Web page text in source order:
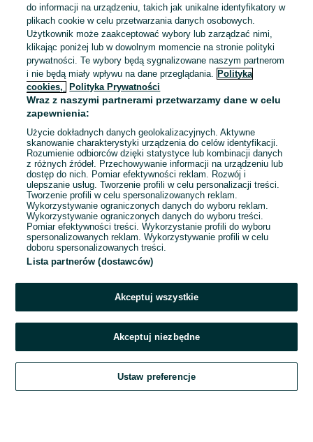
Skrzynia Biegów VW Golf IV
1.6 FYK
500 zł
Libiąż
Odświeżono dnia 04 sierpnia 2026
1 2 3 ... 8
Zadzwoń / SMS
Szukaj Obserwujesz Dodaj Czat Konto
do informacji na urządzeniu, takich jak unikalne identyfikatory w
plikach cookie w celu przetwarzania danych osobowych.
Użytkownik może zaakceptować wybory lub zarządzać nimi,
klikając poniżej lub w dowolnym momencie na stronie polityki
prywatności. Te wybory będą sygnalizowane naszym partnerom
i nie będą miały wpływu na dane przeglądania. Polityka
cookies,
Polityka Prywatności
Wraz z naszymi partnerami przetwarzamy dane w celu
zapewnienia:
Użycie dokładnych danych geolokalizacyjnych. Aktywne
skanowanie charakterystyki urządzenia do celów identyfikacji.
Rozumienie odbiorców dzięki statystyce lub kombinacji danych
z różnych źródeł. Przechowywanie informacji na urządzeniu lub
dostęp do nich. Pomiar efektywności reklam. Rozwój i
ulepszanie usług. Tworzenie profili w celu personalizacji treści.
Tworzenie profili w celu spersonalizowanych reklam.
Wykorzystywanie ograniczonych danych do wyboru reklam.
Wykorzystywanie ograniczonych danych do wyboru treści.
Pomiar efektywności treści. Wykorzystanie profili do wyboru
spersonalizowanych reklam. Wykorzystywanie profili w celu
doboru spersonalizowanych treści.
Lista partnerów (dostawców)
Akceptuj wszystkie
Akceptuj niezbędne
Ustaw preferencje